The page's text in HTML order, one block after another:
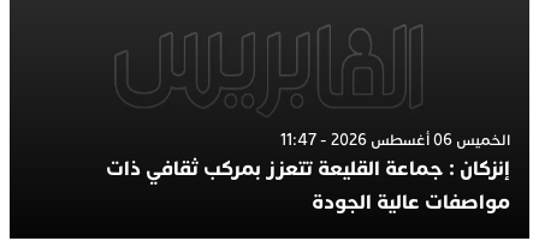
الخميس 06 أغسطس 2026 - 11:47
إنزكان : جماعة القليعة تتعزز بمركب ثقافي ذات
مواصفات عالية الجودة